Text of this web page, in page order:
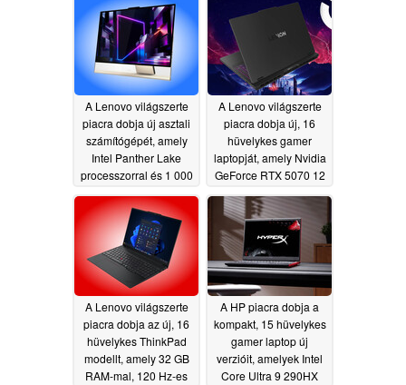
és 50%-kal nagyobb
akkumulátorral
07/24/2026
A Lenovo világszerte
piacra dobja új asztali
számítógépét, amely
Intel Panther Lake
processzorral és 1 000
képernyővel
rendelkezik07/09/2026
A Lenovo világszerte
piacra dobja új, 16
hüvelykes gamer
laptopját, amely Nvidia
GeForce RTX 5070 12
kártyával és 240 Hz-es
OLED-kijelzővel
rendelkezik07/07/2026
A Lenovo világszerte
piacra dobja az új, 16
hüvelykes ThinkPad
modellt, amely 32 GB
RAM-mal, 120 Hz-es
A HP piacra dobja a
kompakt, 15 hüvelykes
gamer laptop új
verzióit, amelyek Intel
Core Ultra 9 290HX